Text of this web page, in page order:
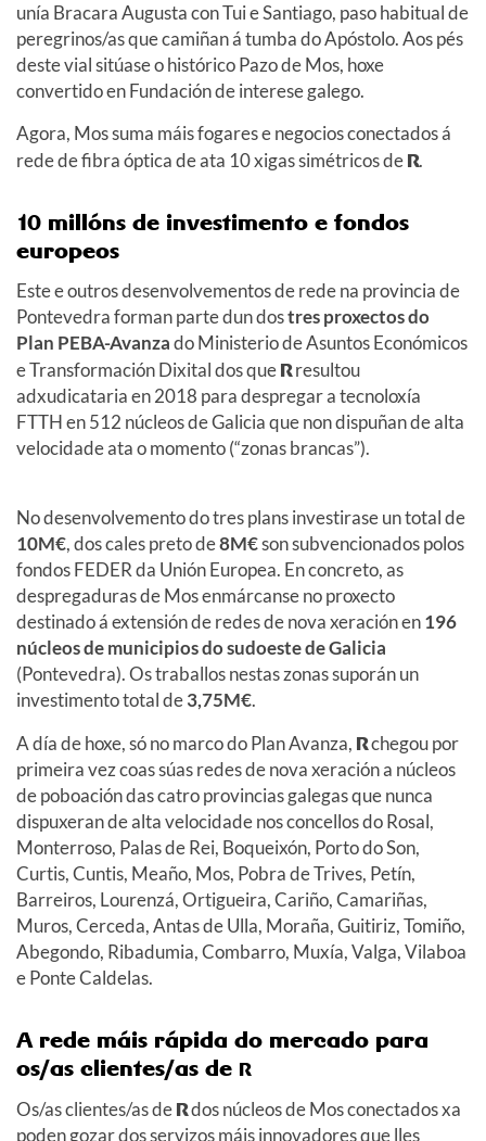
unía Bracara Augusta con Tui e Santiago, paso habitual de
peregrinos/as que camiñan á tumba do Apóstolo. Aos pés
deste vial sitúase o histórico Pazo de Mos, hoxe
convertido en Fundación de interese galego.
Agora, Mos suma máis fogares e negocios conectados á
rede de fibra óptica de ata 10 xigas simétricos deR.
10 millóns de investimento e fondos
europeos
Este e outros desenvolvementos de rede na provincia de
Pontevedra forman parte dun dostres proxectos do
Plan PEBA-Avanzado Ministerio de Asuntos Económicos
e Transformación Dixital dos queRresultou
adxudicataria en 2018 para despregar a tecnoloxía
FTTH en 512 núcleos de Galicia que non dispuñan de alta
velocidade ata o momento (“zonas brancas”).
No desenvolvemento do tres plans investirase un total de
10M€, dos cales preto de8M€son subvencionados polos
fondos FEDER da Unión Europea. En concreto, as
despregaduras de Mos enmárcanse no proxecto
destinado á extensión de redes de nova xeración en196
núcleos de municipios do sudoeste de Galicia
(Pontevedra). Os traballos nestas zonas suporán un
investimento total de3,75M€.
A día de hoxe, só no marco do Plan Avanza, Rchegou por
primeira vez coas súas redes de nova xeración a núcleos
de poboación das catro provincias galegas que nunca
dispuxeran de alta velocidade nos concellos do Rosal,
Monterroso, Palas de Rei, Boqueixón, Porto do Son,
Curtis, Cuntis, Meaño, Mos, Pobra de Trives, Petín,
Barreiros, Lourenzá, Ortigueira, Cariño, Camariñas,
Muros, Cerceda, Antas de Ulla, Moraña, Guitiriz, Tomiño,
Abegondo, Ribadumia, Combarro, Muxía, Valga, Vilaboa
e Ponte Caldelas.
A rede máis rápida do mercado para
os/as clientes/as de R
Os/as clientes/as deRdos núcleos de Mos conectados xa
poden gozar dos servizos máis innovadores que lles